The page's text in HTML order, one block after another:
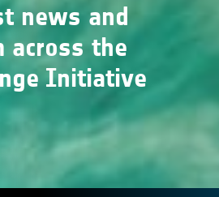
news and
across the
Initiative